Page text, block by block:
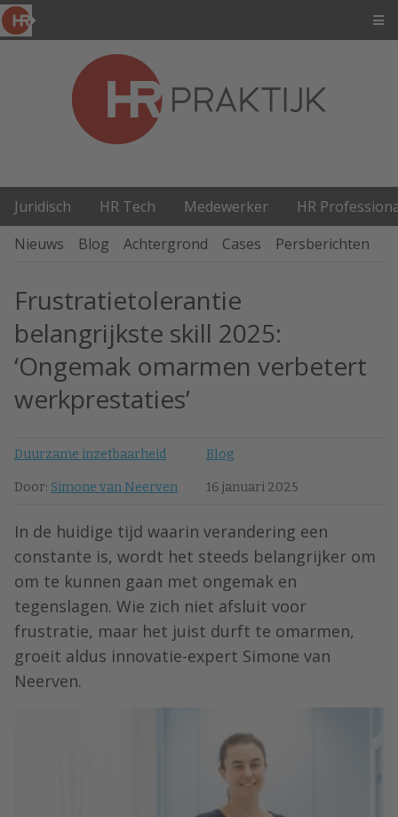
Juridisch HR Tech Medewerker
HR
Nieuws
Blog Achtergrond Cases Persberichten
Frustratietolerantie
belangrijkste skill 2025:
‘Ongemak omarmen verbetert
werkprestaties’
Duurzame inzetbaarheid Blog
Door: Simone van Neerven 16 januari 2025
In de huidige tijd waarin verandering een
constante is, wordt het steeds belangrijker om
om te kunnen gaan met ongemak en
tegenslagen. Wie zich niet afsluit voor
frustratie, maar het juist durft te omarmen,
groeit aldus innovatie-expert Simone van
Neerven.